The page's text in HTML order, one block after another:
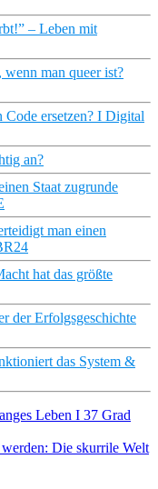
– Leben mit
man queer ist?
ersetzen? I Digital
an?
Staat zugrunde
man einen
hat das größte
der Erfolgsgeschichte
das System &
Leben I 37 Grad
Die skurrile Welt